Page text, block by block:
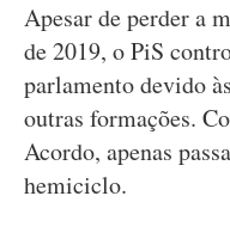
Apesar de perder a
de 2019, o PiS
parlamento devido
outras formações.
Acordo, apenas
hemiciclo.